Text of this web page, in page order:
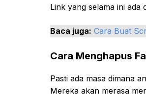
Link yang selama ini ada
Baca juga: Cara Buat
Cara Menghapus
Pasti ada masa dimana
Mereka akan merasa